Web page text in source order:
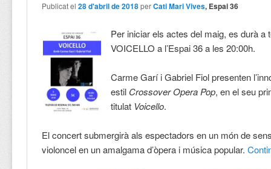
Publicat el28 d'abril de 2018 perCati Mari Vives, Espai 36
Per iniciar els actes del maig, es durà a
VOICELLO a l’Espai 36 a les 20:00h.
Carme Garí i Gabriel Fiol presenten
estil Crossover Opera Pop, en el seu
titulat Voicello.
El concert submergirà als espectadors en un món de
violoncel en un amalgama d’òpera i música popular.